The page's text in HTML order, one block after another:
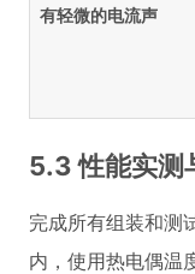
有轻微的电流声
5.3 性能实测
完成所有组装和测
内，使用热电偶温